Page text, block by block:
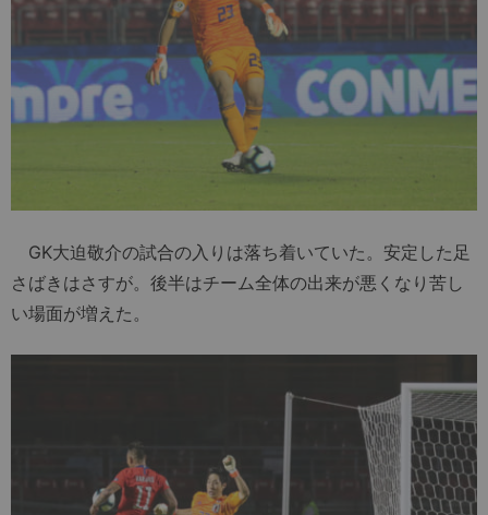
GK大迫敬介の試合の入りは落ち着いていた。安定した足
さばきはさすが。後半はチーム全体の出来が悪くなり苦し
い場面が増えた。